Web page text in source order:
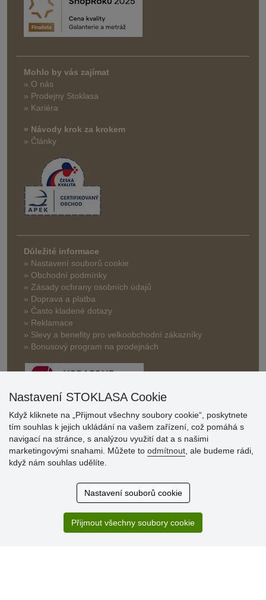
Mohlo by vás zajímat
» O nás
» Prodejny Stoklasa
» Kariéra
» Návody krok za krokem
» Články
Důležité informace
» Nastavení souborů cookie
» Obchodní podmínky
» Zásady ochrany osobních údajů
» Doprava a platba
» Často kladené dotazy
» Reklamace
» Slevy a benefity pro velkoobchodní zákazníky
» Bonusový program na prodejnách
Hodnocení
zákazníků
Super obchod, kvalitní zboží za slušné ceny. Vřele
Sortiment za fajn ceny a hlavně super rychlé dodání. Moc
Nastavení STOKLASA Cookie
Když kliknete na „Přijmout všechny soubory cookie“, poskytnete
tím souhlas k jejich ukládání na vašem zařízení, což pomáhá s
navigací na stránce, s analýzou využití dat a s našimi
marketingovými snahami. Můžete to odmítnout , ale budeme rádi,
když nám souhlas udělíte.
Nastavení souborů cookie
Přijmout všechny soubory cookie